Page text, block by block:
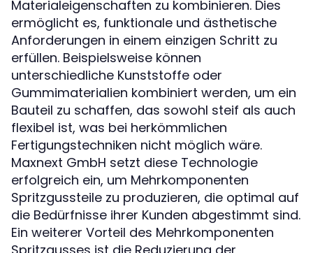
Materialeigenschaften zu kombinieren. Dies
ermöglicht es, funktionale und ästhetische
Anforderungen in einem einzigen Schritt zu
erfüllen. Beispielsweise können
unterschiedliche Kunststoffe oder
Gummimaterialien kombiniert werden, um ein
Bauteil zu schaffen, das sowohl steif als auch
flexibel ist, was bei herkömmlichen
Fertigungstechniken nicht möglich wäre.
Maxnext GmbH setzt diese Technologie
erfolgreich ein, um Mehrkomponenten
Spritzgussteile zu produzieren, die optimal auf
die Bedürfnisse ihrer Kunden abgestimmt sind.
Ein weiterer Vorteil des Mehrkomponenten